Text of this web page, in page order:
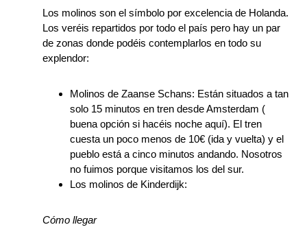
Los molinos son el símbolo por excelencia de Holanda.
Los veréis repartidos por todo el país pero hay un par
de zonas donde podéis contemplarlos en todo su
explendor:
Molinos de Zaanse Schans: Están situados a tan
solo 15 minutos en tren desde Amsterdam (
buena opción si hacéis noche aquí). El tren
cuesta un poco menos de 10€ (ida y vuelta) y el
pueblo está a cinco minutos andando. Nosotros
no fuimos porque visitamos los del sur.
Los molinos de Kinderdijk:
Cómo llegar